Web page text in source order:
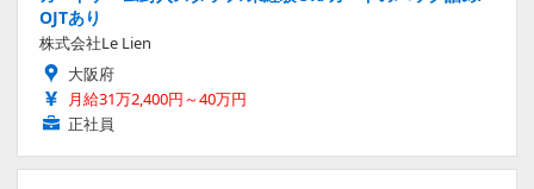
OJTあり
株式会社Le Lien
大阪府
月給31万2,400円～40万円
正社員